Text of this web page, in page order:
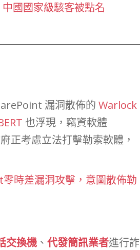
國國家級駭客被點名
漏洞散佈的 Warlock
也浮現，竊資軟體
正考慮立法打擊勒索軟體，
時差漏洞攻擊，意圖散佈勒
交換機 、 代發簡訊業者進行詐